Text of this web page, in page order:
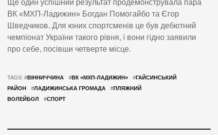
Ще один успішний результат продемонструвала пара
ВК «МХП-Ладижин» Богдан Помогайбо та Єгор
Шведчиков. Для юних спортсменів це був дебютний
чемпіонат України такого рівня, і вони гідно заявили
про себе, посівши четверте місце.
TAGS: #ВІННИЧЧИНА #ВК «МХП-ЛАДИЖИН» #ГАЙСИНСЬКИЙ
РАЙОН
#ЛАДИЖИНСЬКА ГРОМАДА #ПЛЯЖНИЙ
ВОЛЕЙБОЛ
#СПОРТ